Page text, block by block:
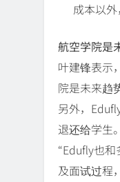
成本以外
航空学院是
叶建锋表示
院是未来趋
另外，
退还给学生
“Edufly也
及面试过程